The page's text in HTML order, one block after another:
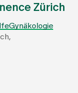
Zürich
Gynäkologie